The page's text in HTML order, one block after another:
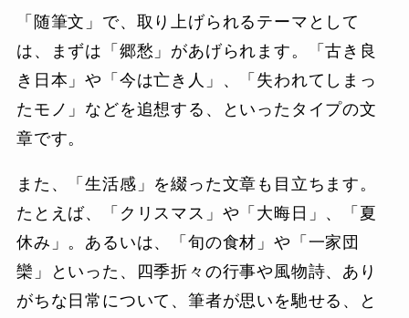
「随筆文」で、取り上げられるテーマとして
は、まずは「郷愁」があげられます。「古き良
き日本」や「今は亡き人」、「失われてしまっ
たモノ」などを追想する、といったタイプの文
章です。
また、「生活感」を綴った文章も目立ちます。
たとえば、「クリスマス」や「大晦日」、「夏
休み」。あるいは、「旬の食材」や「一家団
欒」といった、四季折々の行事や風物詩、あり
がちな日常について、筆者が思いを馳せる、と